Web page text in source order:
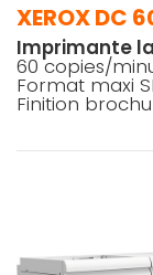
XEROX DC
Imprimante
60 copies/
Format maxi
Finition